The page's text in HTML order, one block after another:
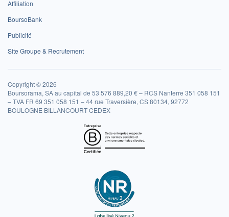
Affiliation
BoursoBank
Publicité
Site Groupe & Recrutement
Copyright © 2026
Boursorama, SA au capital de 53 576 889,20 € – RCS Nanterre 351 058 151
– TVA FR 69 351 058 151 – 44 rue Traversière, CS 80134, 92772
BOULOGNE BILLANCOURT CEDEX